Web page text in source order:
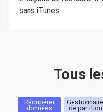
sans iTunes
Tous
Récupérer
données
Gestionnaire
de partition